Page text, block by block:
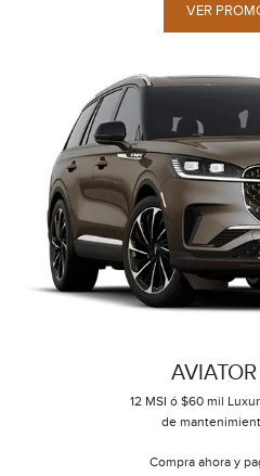
VER
12 MSI ó $60 mil
de
Compra ahora y